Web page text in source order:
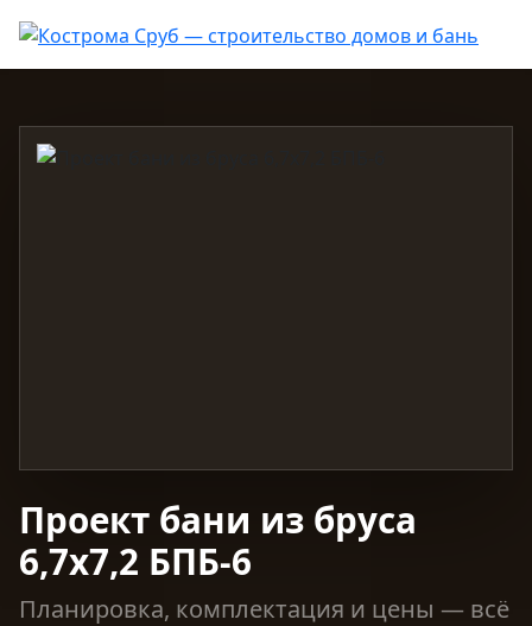
Проект бани из бруса
6,7х7,2 БПБ-6
Планировка, комплектация и цены — всё